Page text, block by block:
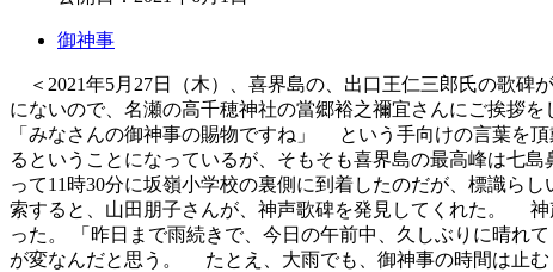
御神事
＜2021年5月27日（木）、喜界島の、出口王仁三郎氏の歌碑
にないので、名瀬の高千穂神社の當郷裕之禰宜さんにご挨拶
「みなさんの御神事の賜物ですね」 という手向けの言葉を
るということになっているが、そもそも喜界島の最高峰は七
って11時30分に坂嶺小学校の裏側に到着したのだが、標識
索すると、山田朋子さんが、神声歌碑を発見してくれた。
った。 「昨日まで雨続きで、今日の午前中、久しぶりに晴
が変なんだと思う。 たとえ、大雨でも、御神事の時間は止